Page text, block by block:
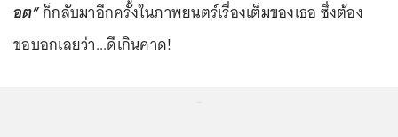
อต”ก็กลับมาอีกครั้งในภาพยนตร์เรื่องเต็มของเธอ ซึ่งต้อง
ขอบอกเลยว่า...ดีเกินคาด!